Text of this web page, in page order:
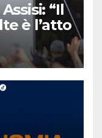
“Il
è l’atto